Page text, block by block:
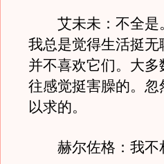
艾未未：不全是
我总是觉得生活挺
并不喜欢它们。大
往感觉挺害臊的。
以求的。
赫尔佐格：我不